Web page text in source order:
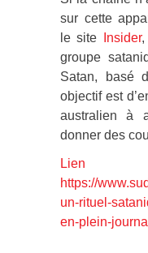
sur cette
le site
Insider,
groupe
Satan, basé
objectif est
australien à
donner des
https://
un-rituel-
en-plein-